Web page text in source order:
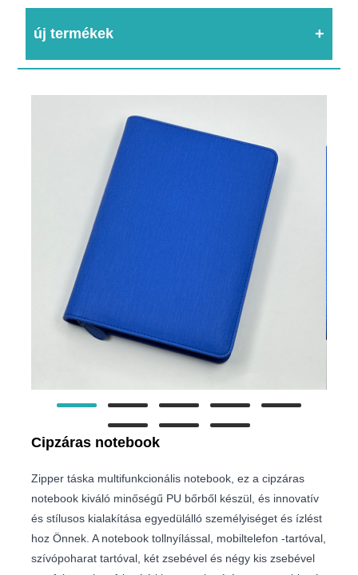
új termékek
Cipzáras notebook
Zipper táska multifunkcionális notebook, ez a cipzáras
notebook kiváló minőségű PU bőrből készül, és innovatív
és stílusos kialakítása egyedülálló személyiséget és ízlést
hoz Önnek. A notebook tollnyílással, mobiltelefon -tartóval,
szívópoharat tartóval, két zsebével és négy kis zsebével